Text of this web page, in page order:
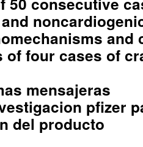
and
of four cases of
mensajeras
pfizer
del producto